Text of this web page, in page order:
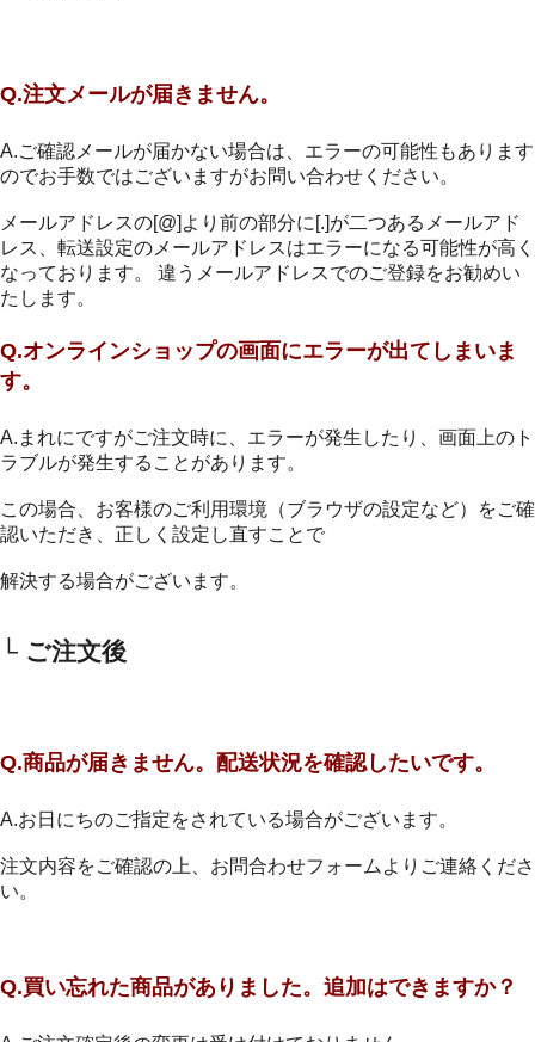
Q.注文メールが届きません。
A.ご確認メールが届かない場合は、エラーの可能性もあります
のでお手数ではございますがお問い合わせください。
メールアドレスの[@]より前の部分に[.]が二つあるメールアド
レス、転送設定のメールアドレスはエラーになる可能性が高く
なっております。 違うメールアドレスでのご登録をお勧めい
たします。
Q.オンラインショップの画面にエラーが出てしまいま
す。
A.まれにですがご注文時に、エラーが発生したり、画面上のト
ラブルが発生することがあります。
この場合、お客様のご利用環境（ブラウザの設定など）をご確
認いただき、正しく設定し直すことで
解決する場合がございます。
└ ご注文後
Q.商品が届きません。配送状況を確認したいです。
A.お日にちのご指定をされている場合がございます。
注文内容をご確認の上、お問合わせフォームよりご連絡くださ
い。
Q.買い忘れた商品がありました。追加はできますか？